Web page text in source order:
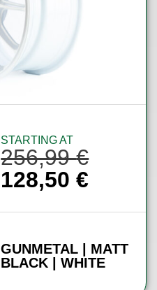
STARTING AT
256,99€
128,50€
GUNMETAL | MATT
BLACK | WHITE